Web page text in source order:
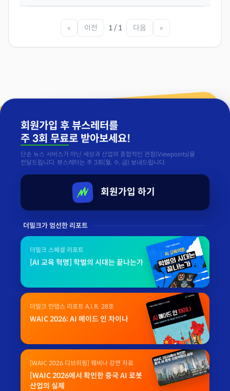
« 이전 1 / 1 다음 »
회원가입 후 뷰스레터를
주 3회 무료로 받아보세요!
단순 뉴스 서비스가 아닌 세상과 산업의 종합적인 관점(Viewpoints)을
전달드립니다. 뷰스레터는 주 3회(월, 수, 금) 보내드립니다.
회원가입 하기
더밀크가 엄선한 리포트
더밀크 스페셜 리포트
[AI 교육 혁명] 학벌의 시대는 끝나는가
더밀크 인뎁스 리포트 A.I.R. 28호
WAIC 2026: AI 메이드 인 차이나
[WAIC 2026 디브리핑] 웨비나 강연 자료
[WAIC 2026에서 확인한 중국 AI 로봇
산업의 실체